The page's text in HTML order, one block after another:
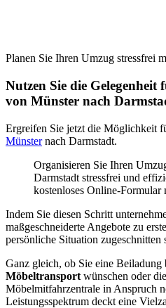
Planen Sie Ihren Umzug stressfrei
Nutzen Sie die
von Münster nach
Ergreifen Sie jetzt die Möglichkeit
Münsternach Darmstadt.
Organisieren Sie Ihren
Darmstadt stressfrei und
kostenloses Online-Formular
Indem Sie diesen Schritt
maßgeschneiderte Angebote zu
persönliche Situation zugeschnitten
Ganz gleich, ob Sie eine Beiladung
Möbeltransport wünschen oder
Möbelmitfahrzentrale in Anspruch
Leistungsspektrum deckt eine